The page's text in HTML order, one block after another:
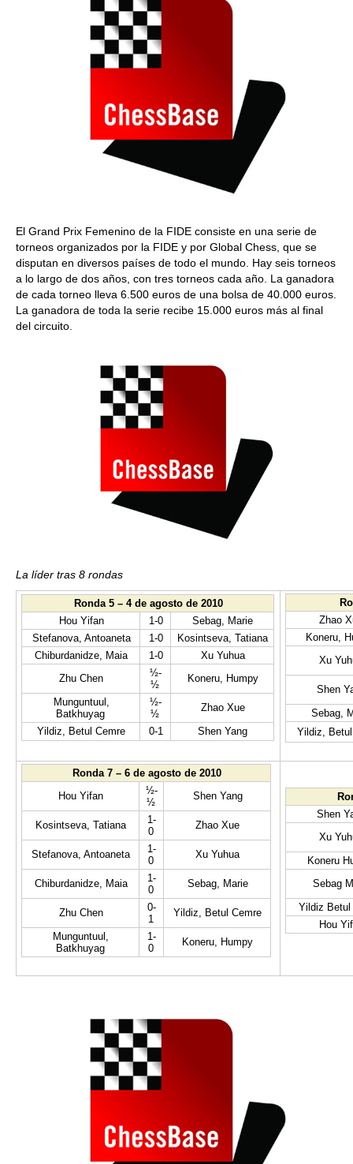
El Grand Prix Femenino de la FIDE consiste en una serie de
torneos organizados por la FIDE y por Global Chess, que se
disputan en diversos países de todo el mundo. Hay seis torneos
a lo largo de dos años, con tres torneos cada año. La ganadora
de cada torneo lleva 6.500 euros de una bolsa de 40.000 euros.
La ganadora de toda la serie recibe 15.000 euros más al final
del circuito.
La líder tras 8 rondas
Ronda 5 – 4 de agosto de 2010
Hou Yifan
1-0
Sebag, Marie
Stefanova, Antoaneta
1-0
Kosintseva, Tatiana
Chiburdanidze, Maia
1-0
Xu Yuhua
Zhu Chen
½-
½
Koneru, Humpy
Munguntuul,
Batkhuyag
½-
½
Zhao Xue
Yildiz, Betul Cemre
0-1 Shen Yang
Zhao
Koneru,
Xu
Shen
Sebag,
Yildiz,
Ronda 7 – 6 de agosto de 2010
Hou Yifan
½-
½
Shen Yang
Kosintseva, Tatiana
1-
0
Zhao Xue
Stefanova, Antoaneta
1-
0
Xu Yuhua
Chiburdanidze, Maia
1-
0
Sebag, Marie
Zhu Chen
0-
1
Yildiz, Betul Cemre
Munguntuul,
Batkhuyag
1-
0
Koneru, Humpy
Shen
Xu
Koneru
Sebag
Yildiz Betul
Hou